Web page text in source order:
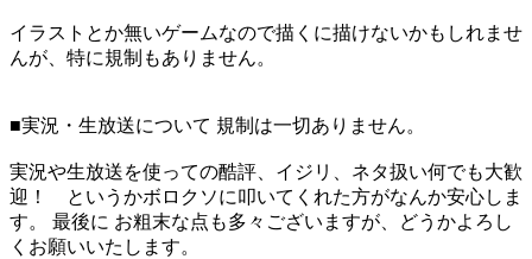
イラストとか無いゲームなので描くに描けないかもしれませ
んが、特に規制もありません。
■実況・生放送について 規制は一切ありません。
実況や生放送を使っての酷評、イジリ、ネタ扱い何でも大歓
迎！ というかボロクソに叩いてくれた方がなんか安心しま
す。 最後に お粗末な点も多々ございますが、どうかよろし
くお願いいたします。